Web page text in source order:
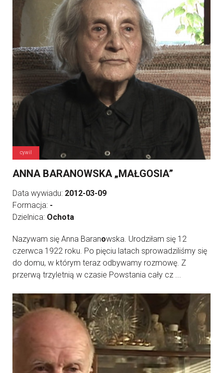
cywil
ANNA BARANOWSKA „MAŁGOSIA”
Data wywiadu: 2012-03-09
Formacja: -
Dzielnica: Ochota
Nazywam się Anna Baranowska. Urodziłam się 12
czerwca 1922 roku. Po pięciu latach sprowadziliśmy się
do domu, w którym teraz odbywamy rozmowę. Z
przerwą trzyletnią w czasie Powstania cały cz ...